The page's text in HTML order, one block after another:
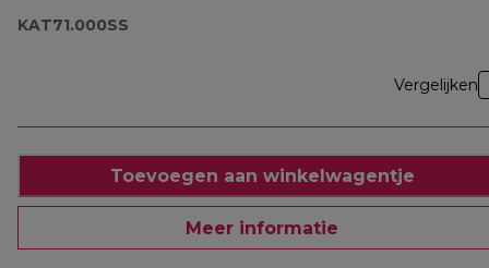
KAT71.000SS
Vergelijken
Toevoegen aan winkelwagentje
Meer informatie